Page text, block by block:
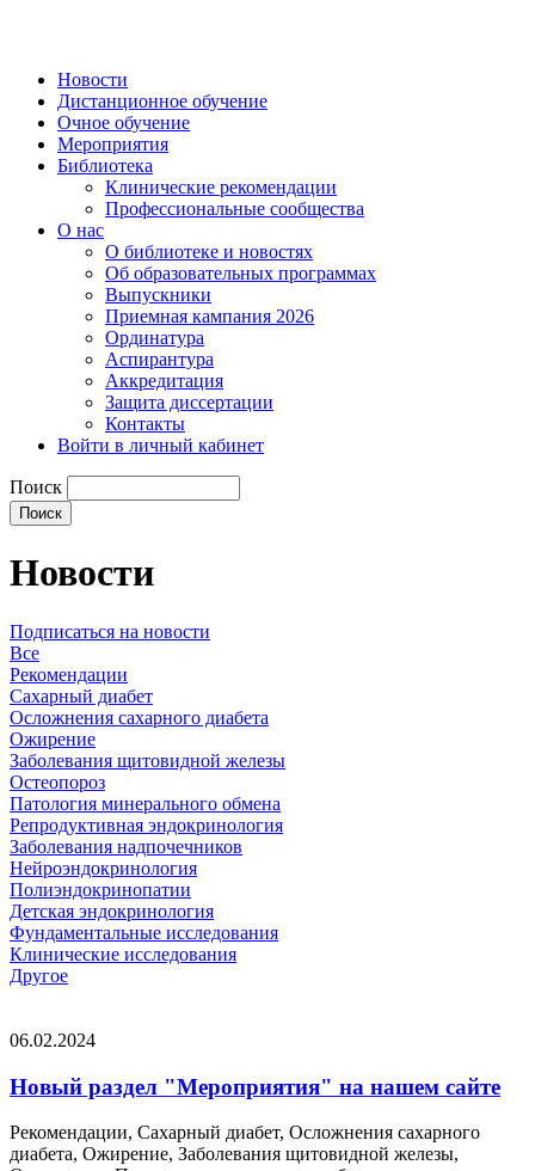
Новости
Дистанционное обучение
Очное обучение
Мероприятия
Библиотека
Клинические рекомендации
Профессиональные сообщества
О нас
О библиотеке и новостях
Об образовательных программах
Выпускники
Приемная кампания 2026
Ординатура
Аспирантура
Аккредитация
Защита диссертации
Контакты
Войти в личный кабинет
Поиск
Новости
Подписаться на новости
Все
Рекомендации
Сахарный диабет
Осложнения сахарного диабета
Ожирение
Заболевания щитовидной железы
Остеопороз
Патология минерального обмена
Репродуктивная эндокринология
Заболевания надпочечников
Нейроэндокринология
Полиэндокринопатии
Детская эндокринология
Фундаментальные исследования
Клинические исследования
Другое
06.02.2024
Новый раздел "Мероприятия" на нашем сайте
Рекомендации, Сахарный диабет, Осложнения сахарного
диабета, Ожирение, Заболевания щитовидной железы,